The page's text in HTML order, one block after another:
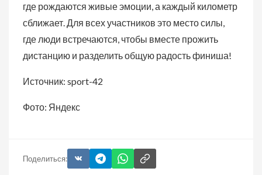
где рождаются живые эмоции, а каждый километр
сближает. Для всех участников это место силы,
где люди встречаются, чтобы вместе прожить
дистанцию и разделить общую радость финиша!
Источник: sport-42
Фото: Яндекс
Поделиться: